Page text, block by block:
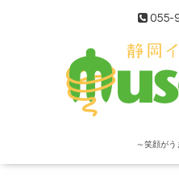
055-
～笑顔がう